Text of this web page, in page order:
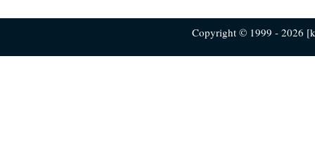
Copyright © 1999 - 2026